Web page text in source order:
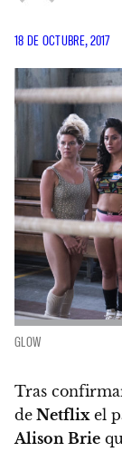
18 DE OCTUBRE, 2017
GLOW
Tras
de Netflixel
Alison Brie